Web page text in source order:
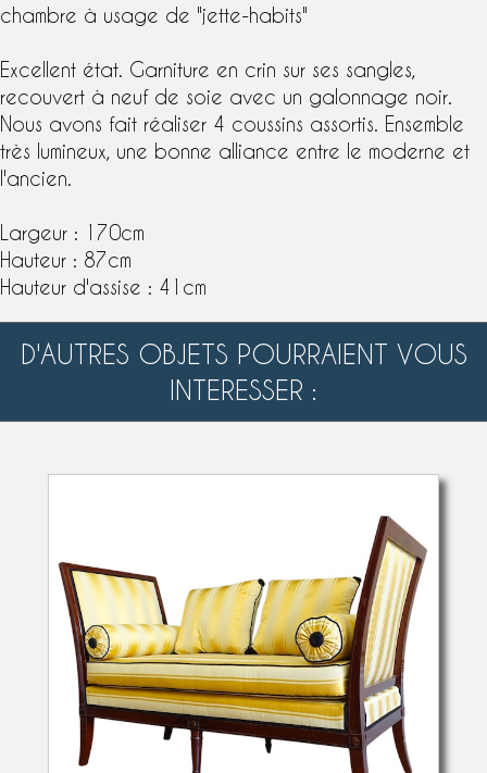
chambre à usage de "jette-habits"
Excellent état. Garniture en crin sur ses sangles,
recouvert à neuf de soie avec un galonnage noir.
Nous avons fait réaliser 4 coussins assortis. Ensemble
très lumineux, une bonne alliance entre le moderne et
l'ancien.
Largeur : 170cm
Hauteur : 87cm
Hauteur d'assise : 41cm
D'AUTRES OBJETS POURRAIENT VOUS
INTERESSER :